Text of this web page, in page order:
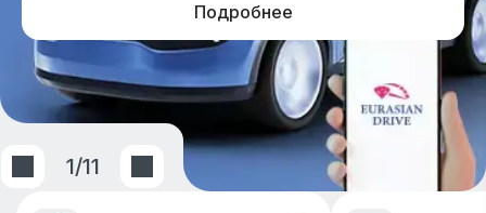
Подробнее
1/11